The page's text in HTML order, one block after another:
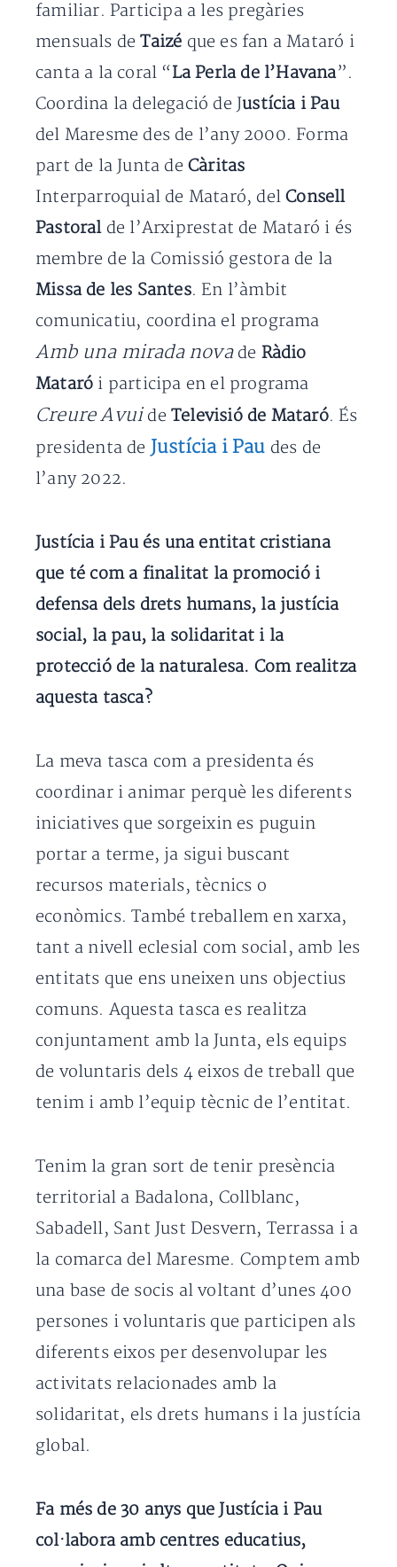
familiar. Participa a les pregàries
mensuals deTaizé que es fan a Mataró i
canta a la coral “La Perla de l’Havana”.
Coordina la delegació de Justícia i Pau
del Maresme des de l’any 2000. Forma
part de la Junta de Càritas
Interparroquial de Mataró, delConsell
Pastoralde l’Arxiprestat de Mataró i és
membre de la Comissió gestora de la
Missa de les Santes. En l’àmbit
comunicatiu, coordina el programa
Amb una mirada novade Ràdio
Mataró i participa en el programa
Creure Avui deTelevisió de Mataró. És
presidenta de Justícia i Pau des de
l’any 2022.
Justícia i Pau és una entitat cristiana
que té com a finalitat la promoció i
defensa dels drets humans, la justícia
social, la pau, la solidaritat i la
protecció de la naturalesa. Com realitza
aquesta tasca?
La meva tasca com a presidenta és
coordinar i animar perquè les diferents
iniciatives que sorgeixin es puguin
portar a terme, ja sigui buscant
recursos materials, tècnics o
econòmics. També treballem en xarxa,
tant a nivell eclesial com social, amb les
entitats que ens uneixen uns objectius
comuns. Aquesta tasca es realitza
conjuntament amb la Junta, els equips
de voluntaris dels 4 eixos de treball que
tenim i amb l’equip tècnic de l’entitat.
Tenim la gran sort de tenir presència
territorial a Badalona, Collblanc,
Sabadell, Sant Just Desvern, Terrassa i a
la comarca del Maresme. Comptem amb
una base de socis al voltant d’unes 400
persones i voluntaris que participen als
diferents eixos per desenvolupar les
activitats relacionades amb la
solidaritat, els drets humans i la justícia
global.
Fa més de 30 anys que Justícia i Pau
col·labora amb centres educatius,